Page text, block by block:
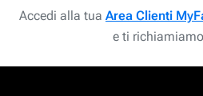
Accedi alla tua Area Clienti
e ti